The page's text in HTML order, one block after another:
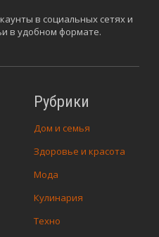
Рубрики
Дом и семья
Здоровье и красота
Мода
Кулинария
Техно
в социальных сетях и
в удобном формате.